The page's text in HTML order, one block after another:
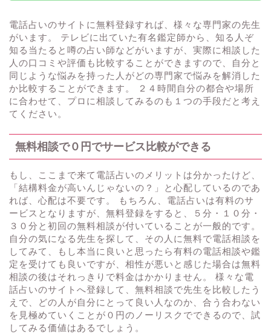
電話占いのサイトに無料登録すれば、様々な専門家の先生
がいます。 テレビに出ていた有名鑑定師から、知る人ぞ
知る当たると噂の占い師などがいますが、実際に相談した
人の口コミや評価も比較することができますので、自分と
同じような悩みを持った人がどの専門家で悩みを解消した
か比較することができます。 ２４時間自分の都合や場所
に合わせて、プロに相談してみるのも１つの手段だと考え
てください。
無料相談で０円でサービス比較ができる
もし、ここまで来て電話占いのメリットは分かったけど、
「結構料金が高いんじゃないの？」と心配しているのであ
れば、心配は不要です。 もちろん、電話占いは有料のサ
ービスとなりますが、無料登録をすると、５分・１０分・
３０分と初回の無料相談が付いていることが一般的です。
自分の気になる先生を探して、その人に無料で電話相談を
してみて、もし本当に良いと思ったら有料の電話相談や鑑
定を受けても良いですが、相性が悪いと感じた場合は無料
相談の後はそれっきりで料金はかかりません。 様々な電
話占いのサイトへ登録して、無料相談で先生を比較したう
えで、どの人が自分にとって良い人なのか、合う合わない
を見極めていくことが０円のノーリスクでできるので、試
してみる価値はあるでしょう。